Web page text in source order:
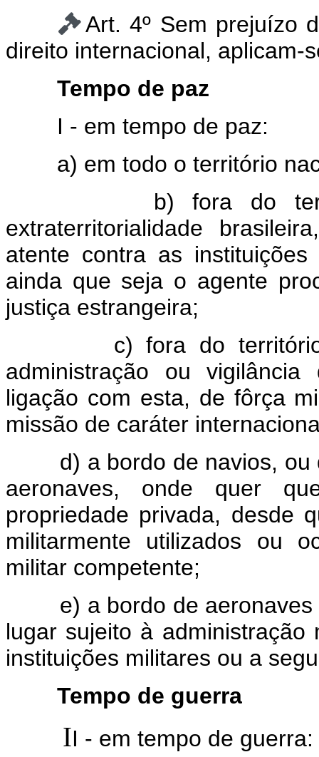
Art. 4º Sem prejuízo
direito internacional, aplicam-
Tempo de paz
I - em tempo de paz:
a) em todo o território
b) fora do
extraterritorialidade
atente contra as
ainda que seja o agente
justiça estrangeira;
c) fora do território
administração ou
ligação com esta, de fôrça
missão de caráter
d) a bordo de navios, ou
aeronaves, onde quer
propriedade privada, desde
militarmente utilizados ou
militar competente;
e) a bordo de aeronaves
lugar sujeito à
instituições militares ou a
Tempo de guerra
II - em tempo de guerra: